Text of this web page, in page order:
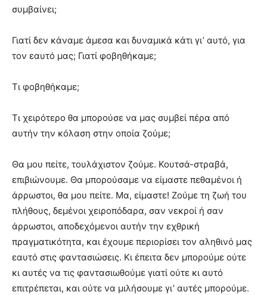
συμβαίνει;
Γιατί δεν κάναμε άμεσα και δυναμικά κάτι γι’ αυτό, για
τον εαυτό μας; Γιατί φοβηθήκαμε;
Τι φοβηθήκαμε;
Τι χειρότερο θα μπορούσε να μας συμβεί πέρα από
αυτήν την κόλαση στην οποία ζούμε;
Θα μου πείτε, τουλάχιστον ζούμε. Κουτσά-στραβά,
επιβιώνουμε. Θα μπορούσαμε να είμαστε πεθαμένοι ή
άρρωστοι, θα μου πείτε. Μα, είμαστε! Ζούμε τη ζωή του
πλήθους, δεμένοι χειροπόδαρα, σαν νεκροί ή σαν
άρρωστοι, αποδεχόμενοι αυτήν την εχθρική
πραγματικότητα, και έχουμε περιορίσει τον αληθινό μας
εαυτό στις φαντασιώσεις. Κι έπειτα δεν μπορούμε ούτε
κι αυτές να τις φαντασιωθούμε γιατί ούτε κι αυτό
επιτρέπεται, και ούτε να μιλήσουμε γι’ αυτές μπορούμε.